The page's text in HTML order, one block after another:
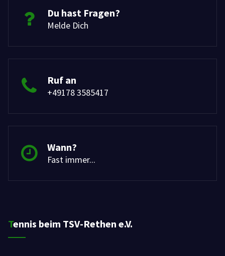
Du hast Fragen?
Melde Dich
Ruf an
+49178 3585417
Wann?
Fast immer...
Tennis beim TSV-Rethen e.V.